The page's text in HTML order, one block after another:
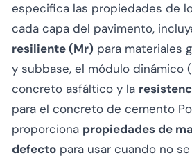
especifica las propiedades de
cada capa del pavimento,
resiliente (Mr) para materiales
y subbase, el módulo dinámico
concreto asfáltico y la
para el concreto de cemento
proporciona propiedades de
defecto para usar cuando no